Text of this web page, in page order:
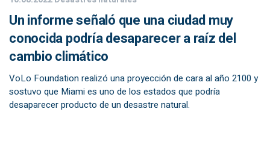
Un informe señaló que una ciudad muy
conocida podría desaparecer a raíz del
cambio climático
VoLo Foundation realizó una proyección de cara al año 2100 y
sostuvo que Miami es uno de los estados que podría
desaparecer producto de un desastre natural.